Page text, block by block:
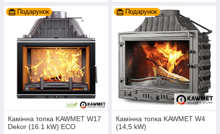
Подарунок
Камінна топка KAWMET W17
Dekor (16.1 kW) ECO
Подарунок
Камінна топка KAWMET W4
(14,5 kW)